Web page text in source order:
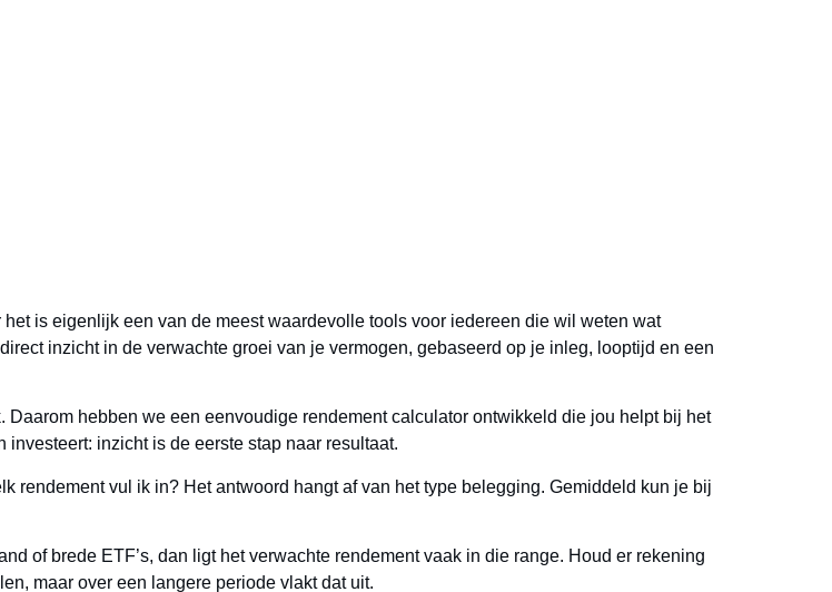
is eigenlijk een van de meest waardevolle tools voor iedereen die wil weten wat
inzicht in de verwachte groei van je vermogen, gebaseerd op je inleg, looptijd en een
Daarom hebben we een eenvoudige rendement calculator ontwikkeld die jou helpt bij het
inzicht is de eerste stap naar resultaat.
rendement vul ik in? Het antwoord hangt af van het type belegging. Gemiddeld kun je bij
of brede ETF’s, dan ligt het verwachte rendement vaak in die range. Houd er rekening
maar over een langere periode vlakt dat uit.